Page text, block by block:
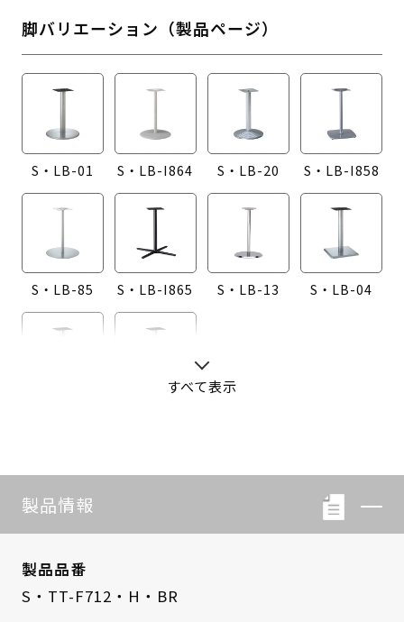
脚バリエーション（製品ページ）
S・LB-01 S・LB-I864 S・LB-20 S・LB-I858
S・LB-85 S・LB-I865 S・LB-13 S・LB-04
すべて表示
製品情報
製品品番
S・TT-F712・H・BR